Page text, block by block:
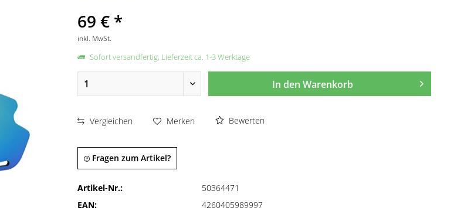
69 € *
inkl. MwSt.
Sofort versandfertig, Lieferzeit ca. 1-3 Werktage
In den Warenkorb
Vergleichen Merken Bewerten
Fragen zum Artikel?
Artikel-Nr.:
50364471
EAN:
4260405989997